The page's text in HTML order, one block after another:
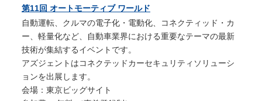
第11回 オートモーティブ ワールド
自動運転、クルマの電子化・電動化、コネクティッド・カ
ー、軽量化など、自動車業界における重要なテーマの最新
技術が集結するイベントです。
アズジェントはコネクテッドカーセキュリティソリューシ
ョンを出展します。
会場：東京ビッグサイト